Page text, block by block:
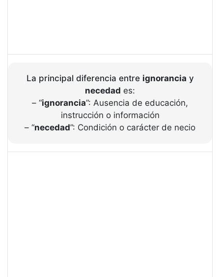
La principal diferencia entre ignorancia y
necedad es:
– “ignorancia”: Ausencia de educación,
instrucción o información
– “necedad”: Condición o carácter de necio